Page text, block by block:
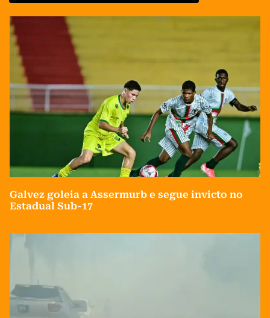
Galvez goleia a Assermurb e segue invicto no
Estadual Sub-17